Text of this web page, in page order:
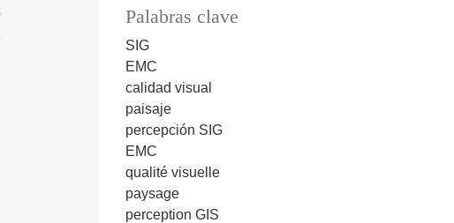
Palabras clave
SIG
EMC
calidad visual
paisaje
percepción SIG
EMC
qualité visuelle
paysage
perception GIS